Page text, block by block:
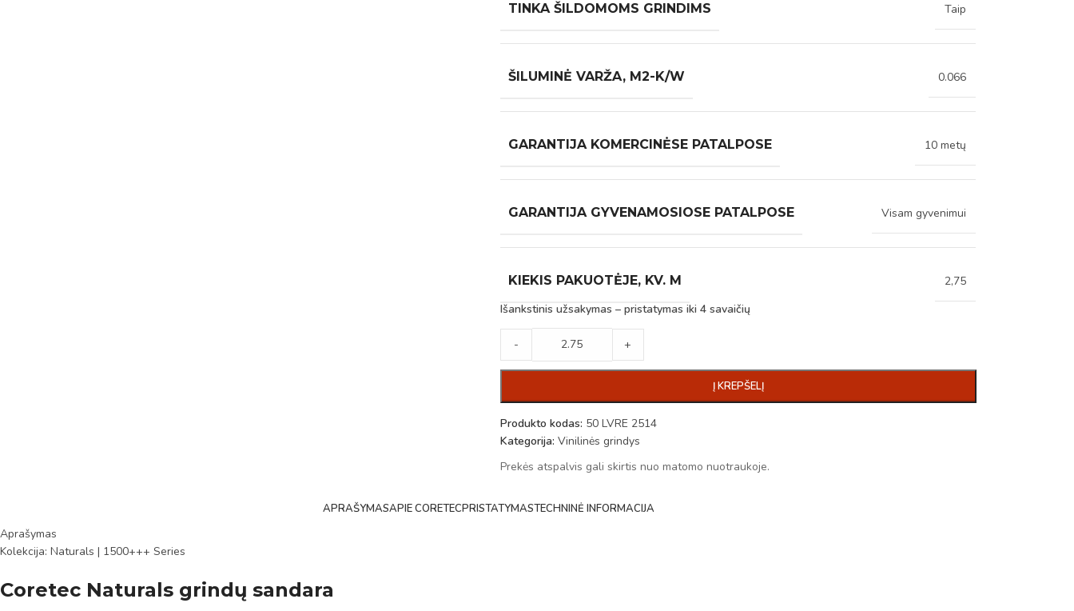
TINKA ŠILDOMOMS GRINDIMS Taip
ŠILUMINĖ VARŽA, M2-K/W 0.066
GARANTIJA KOMERCINĖSE PATALPOSE 10 metų
GARANTIJA GYVENAMOSIOSE PATALPOSE Visam gyvenimui
KIEKIS PAKUOTĖJE, KV. M
2,75
Išankstinis užsakymas – pristatymas iki 4 savaičių
- +
Į KREPŠELĮ
Produkto kodas: 50 LVRE 2514
Kategorija: Vinilinės grindys
Prekės atspalvis gali skirtis nuo matomo nuotraukoje.
APRAŠYMASAPIE CORETECPRISTATYMASTECHNINĖ INFORMACIJA
Aprašymas
Kolekcija: Naturals | 1500+++ Series
Coretec Naturals grindų sandara